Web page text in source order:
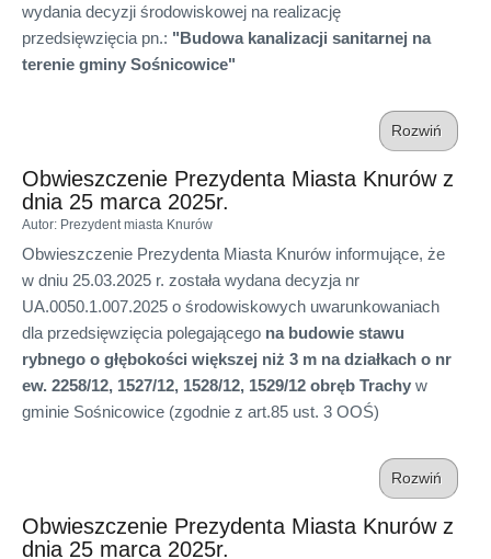
wydania decyzji środowiskowej na realizację
przedsięwzięcia pn.: "Budowa kanalizacji sanitarnej na
terenie gminy Sośnicowice"
Rozwiń
Obwieszczenie Prezydenta Miasta Knurów z
dnia 25 marca 2025r.
Autor: Prezydent miasta Knurów
Obwieszczenie Prezydenta Miasta Knurów informujące, że
w dniu 25.03.2025 r. została wydana decyzja nr
UA.0050.1.007.2025 o środowiskowych uwarunkowaniach
dla przedsięwzięcia polegającego na budowie stawu
rybnego o głębokości większej niż 3 m na działkach o nr
ew. 2258/12, 1527/12, 1528/12, 1529/12 obręb Trachy w
gminie Sośnicowice (zgodnie z art.85 ust. 3 OOŚ)
Rozwiń
Obwieszczenie Prezydenta Miasta Knurów z
dnia 25 marca 2025r.